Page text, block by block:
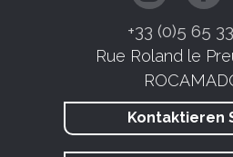
+33 (0)5 65
Rue Roland le
Kontaktieren